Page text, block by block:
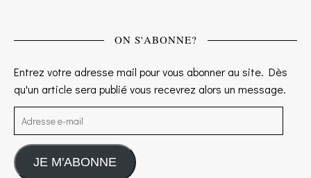
ON S'ABONNE?
Entrez votre adresse mail pour vous abonner au site. Dès
qu'un article sera publié vous recevrez alors un message.
Adresse e-mail
JE M'ABONNE